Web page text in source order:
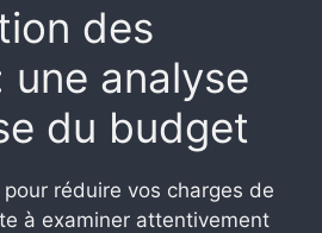
des
une analyse
du budget
réduire vos charges de
à examiner attentivement